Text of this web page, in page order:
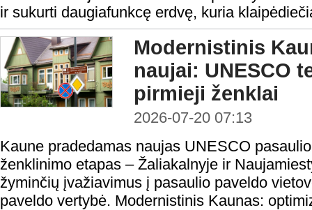
ir sukurti daugiafunkcę erdvę, kuria
Modernistinis
naujai: UNESCO
pirmieji ženklai
2026-07-20 07:13
Kaune pradedamas naujas UNESCO
ženklinimo etapas – Žaliakalnyje ir
žyminčių įvažiavimus į pasaulio paveldo
paveldo vertybė. Modernistinis Kaunas: